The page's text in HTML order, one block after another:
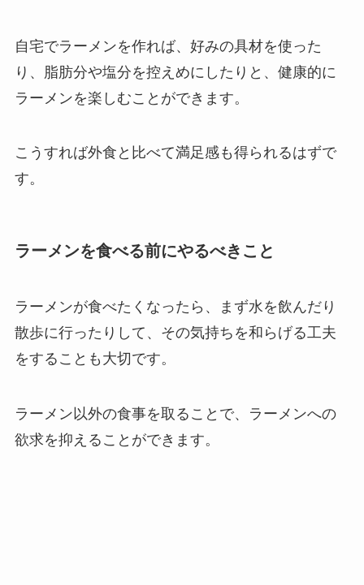
自宅でラーメンを作れば、好みの具材を使った
り、脂肪分や塩分を控えめにしたりと、健康的に
ラーメンを楽しむことができます。
こうすれば外食と比べて満足感も得られるはずで
す。
ラーメンを食べる前にやるべきこと
ラーメンが食べたくなったら、まず水を飲んだり
散歩に行ったりして、その気持ちを和らげる工夫
をすることも大切です。
ラーメン以外の食事を取ることで、ラーメンへの
欲求を抑えることができます。